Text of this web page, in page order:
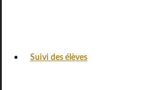
Suivi des élèves